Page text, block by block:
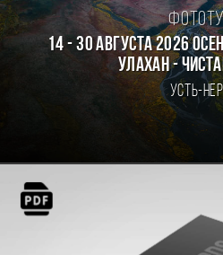
14 - 30 августа 2026
Улахан -
Усть-